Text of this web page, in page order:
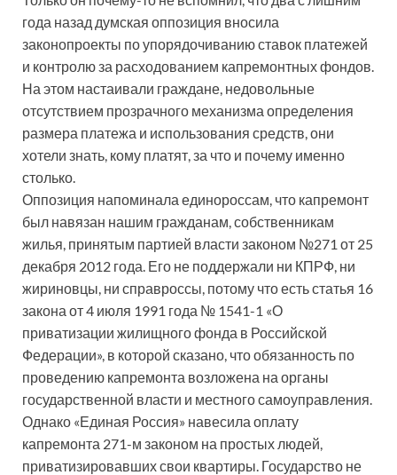
года назад думская оппозиция вносила
законопроекты по упорядочиванию ставок платежей
и контролю за расходованием капремонтных фондов.
На этом настаивали граждане, недовольные
отсутствием прозрачного механизма определения
размера платежа и использования средств, они
хотели знать, кому платят, за что и почему именно
столько.
Оппозиция напоминала единороссам, что капремонт
был навязан нашим гражданам, собственникам
жилья, принятым партией власти законом №271 от 25
декабря 2012 года. Его не поддержали ни КПРФ, ни
жириновцы, ни справроссы, потому что есть статья 16
закона от 4 июля 1991 года № 1541-1 «О
приватизации жилищного фонда в Российской
Федерации», в которой сказано, что обязанность по
проведению капремонта возложена на органы
государственной власти и местного самоуправления.
Однако «Единая Россия» навесила оплату
капремонта 271-м законом на простых людей,
приватизировавших свои квартиры. Государство не